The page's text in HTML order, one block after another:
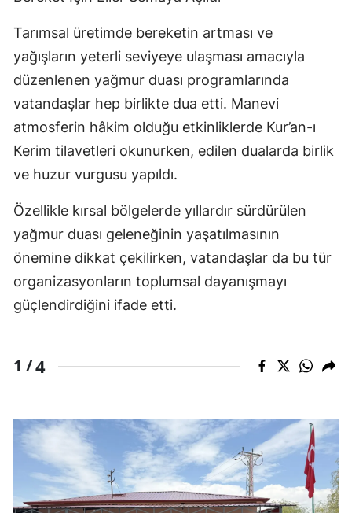
Tarımsal üretimde bereketin artması ve
yağışların yeterli seviyeye ulaşması amacıyla
düzenlenen yağmur duası programlarında
vatandaşlar hep birlikte dua etti. Manevi
atmosferin hâkim olduğu etkinliklerde Kur’an-ı
Kerim tilavetleri okunurken, edilen dualarda birlik
ve huzur vurgusu yapıldı.
Özellikle kırsal bölgelerde yıllardır sürdürülen
yağmur duası geleneğinin yaşatılmasının
önemine dikkat çekilirken, vatandaşlar da bu tür
organizasyonların toplumsal dayanışmayı
güçlendirdiğini ifade etti.
1 /4